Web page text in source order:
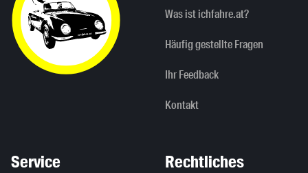
Was ist ichfahre.at?
Häufig gestellte Fragen
Ihr Feedback
Kontakt
Service Rechtliches